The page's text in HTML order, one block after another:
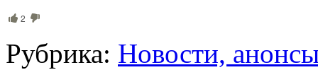
2
Рубрика: Новости,